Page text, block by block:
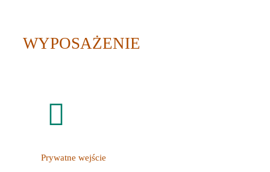
WYPOSAŻENIE
Prywatne wejście